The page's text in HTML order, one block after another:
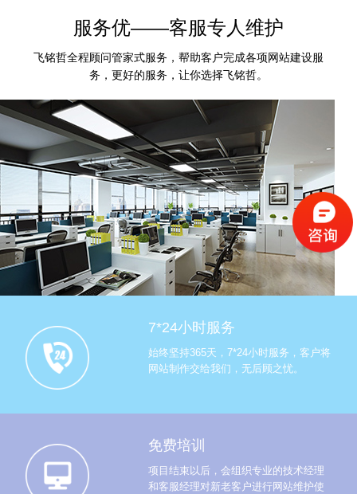
服务优——客服专人维护
飞铭哲全程顾问管家式服务，帮助客户完成各项网站建设服
务，更好的服务，让你选择飞铭哲。
7*24小时服务
始终坚持365天，7*24小时服务，客户将
网站制作交给我们，无后顾之忧。
免费培训
项目结束以后，会组织专业的技术经理
和客服经理对新老客户进行网站维护使